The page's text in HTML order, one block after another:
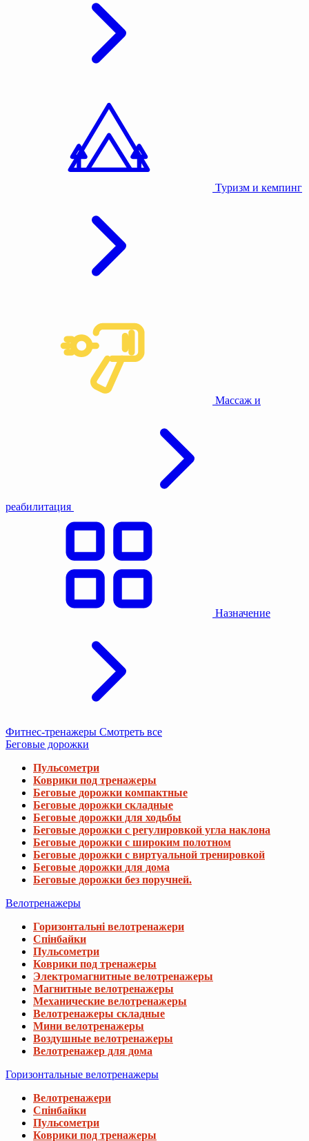
Туризм и кемпинг
Массаж и
реабилитация
Назначение
Фитнес-тренажеры Смотреть все
Беговые дорожки
Пульсометри
Коврики под тренажеры
Беговые дорожки компактные
Беговые дорожки складные
Беговые дорожки для ходьбы
Беговые дорожки с регулировкой угла наклона
Беговые дорожки с широким полотном
Беговые дорожки с виртуальной тренировкой
Беговые дорожки для дома
Беговые дорожки без поручней.
Велотренажеры
Горизонтальні велотренажери
Спінбайки
Пульсометри
Коврики под тренажеры
Электромагнитные велотренажеры
Магнитные велотренажеры
Механические велотренажеры
Велотренажеры складные
Мини велотренажеры
Воздушные велотренажеры
Велотренажер для дома
Горизонтальные велотренажеры
Велотренажери
Спінбайки
Пульсометри
Коврики под тренажеры